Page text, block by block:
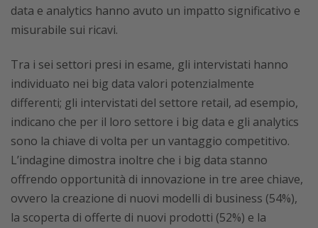
data e analytics hanno avuto un impatto significativo e
misurabile sui ricavi.
Tra i sei settori presi in esame, gli intervistati hanno
individuato nei big data valori potenzialmente
differenti; gli intervistati del settore retail, ad esempio,
indicano che per il loro settore i big data e gli analytics
sono la chiave di volta per un vantaggio competitivo.
L’indagine dimostra inoltre che i big data stanno
offrendo opportunità di innovazione in tre aree chiave,
ovvero la creazione di nuovi modelli di business (54%),
la scoperta di offerte di nuovi prodotti (52%) e la